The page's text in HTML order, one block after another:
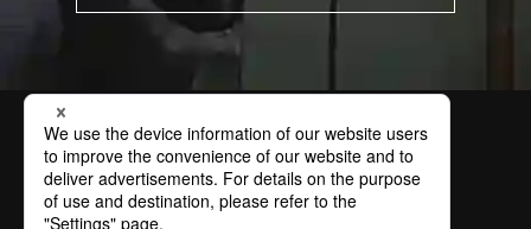
サイトの利用条件 個人情報保護方針
特定個人情報保護方針 情報セキュリティ基本方針
ソーシャルメディアポリシー
商標 お問い合わせ サイトマップ